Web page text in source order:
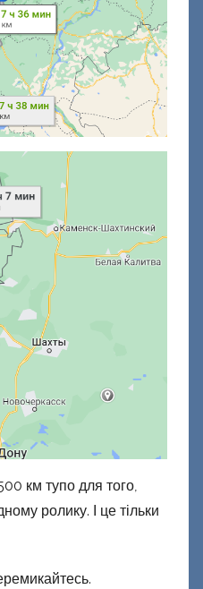
км тупо для того,
ролику. І це тільки